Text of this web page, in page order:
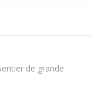
de grande